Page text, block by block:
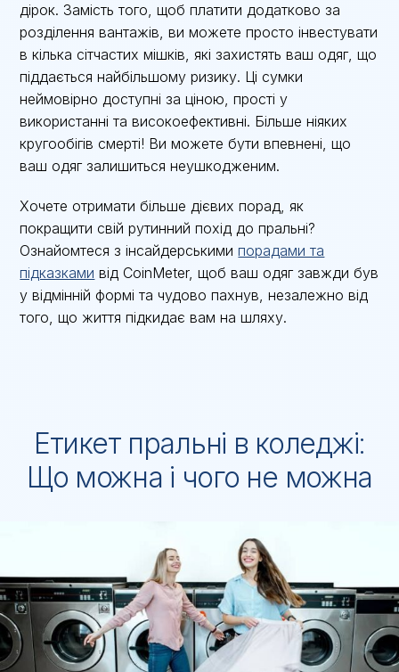
дірок. Замість того, щоб платити додатково за
розділення вантажів, ви можете просто інвестувати
в кілька сітчастих мішків, які захистять ваш одяг, що
піддається найбільшому ризику. Ці сумки
неймовірно доступні за ціною, прості у
використанні та високоефективні. Більше ніяких
кругообігів смерті! Ви можете бути впевнені, що
ваш одяг залишиться неушкодженим.
Хочете отримати більше дієвих порад, як
покращити свій рутинний похід до пральні?
Ознайомтеся з інсайдерськимипорадами та
підказками від CoinMeter, щоб ваш одяг завжди був
у відмінній формі та чудово пахнув, незалежно від
того, що життя підкидає вам на шляху.
Етикет пральні в коледжі:
Що можна і чого не можна